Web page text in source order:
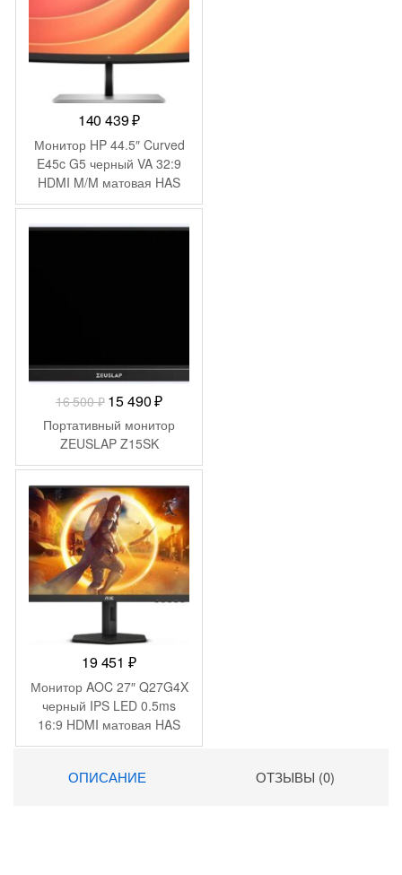
140 439₽
Монитор HP 44.5″ Curved
E45c G5 черный VA 32:9
HDMI M/M матовая HAS
Piv 400cd 178гр/178гр
-1 010₽
16 500₽ Первоначальная
цена
составляла
16
500 ₽.
15 490₽Текущая
цена:
490 ₽.
Портативный монитор
ZEUSLAP Z15SK
19 451₽
Монитор AOC 27″ Q27G4X
черный IPS LED 0.5ms
16:9 HDMI матовая HAS
Piv 450cd 178гр/178гр
FreeSync Premium DP 2K
ОПИСАНИЕ ОТЗЫВЫ (0)